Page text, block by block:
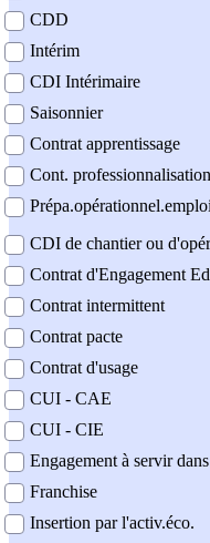
CDD
Intérim
CDI Intérimaire
Saisonnier
Contrat apprentissage
Cont. professionnalisation
Prépa.opérationnel.emploi
CDI de chantier ou
Contrat d'Engagement
Contrat intermittent
Contrat pacte
Contrat d'usage
CUI - CAE
CUI - CIE
Engagement à servir
Franchise
Insertion par l'activ.éco.